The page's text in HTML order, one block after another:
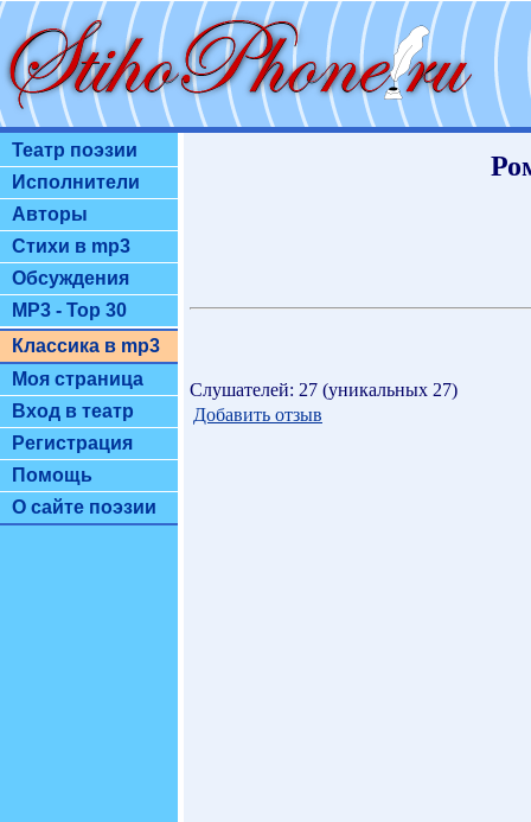
Театр поэзии
Исполнители
Авторы
Стихи в mp3
Обсуждения
MP3 - Top 30
Классика в mp3
Моя страница
Вход в театр
Регистрация
Помощь
О сайте поэзии
Слушателей: 27 (уникальных 27)
Добавить отзыв